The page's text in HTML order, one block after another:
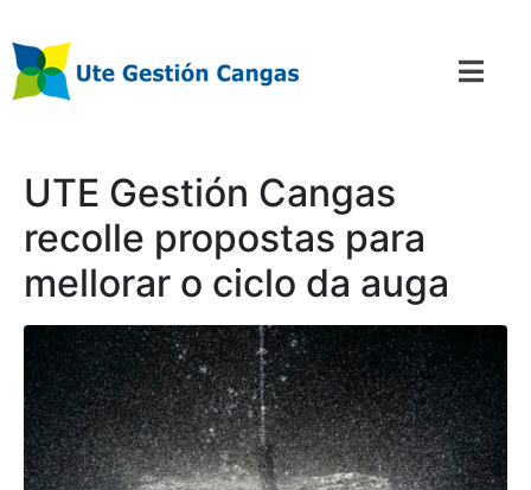
UTE Gestión Cangas
recolle propostas para
mellorar o ciclo da auga